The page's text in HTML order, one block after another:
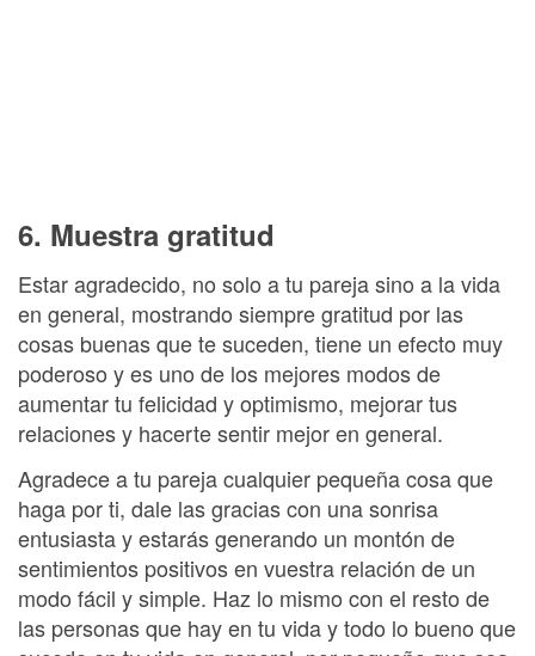
6. Muestra gratitud
Estar agradecido, no solo a tu pareja sino a la vida
en general, mostrando siempre gratitud por las
cosas buenas que te suceden, tiene un efecto muy
poderoso y es uno de los mejores modos de
aumentar tu felicidad y optimismo, mejorar tus
relaciones y hacerte sentir mejor en general.
Agradece a tu pareja cualquier pequeña cosa que
haga por ti, dale las gracias con una sonrisa
entusiasta y estarás generando un montón de
sentimientos positivos en vuestra relación de un
modo fácil y simple. Haz lo mismo con el resto de
las personas que hay en tu vida y todo lo bueno que